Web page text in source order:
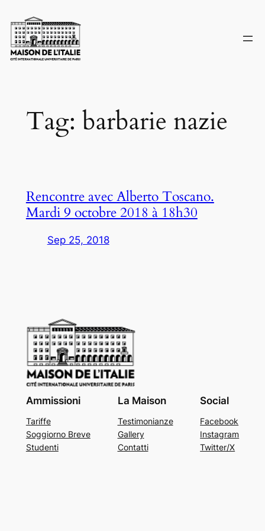
to
content
Tag: barbarie nazie
Rencontre avec Alberto Toscano.
Mardi 9 octobre 2018 à 18h30
Sep 25, 2018
Ammissioni
Tariffe
Soggiorno Breve
Studenti
La Maison
Testimonianze
Gallery
Contatti
Social
Facebook
Instagram
Twitter/X